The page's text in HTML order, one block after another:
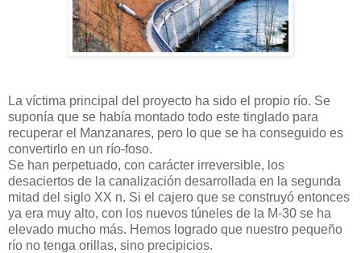
La víctima principal del proyecto ha sido el propio río. Se
suponía que se había montado todo este tinglado para
recuperar el Manzanares, pero lo que se ha conseguido es
convertirlo en un río-foso.
Se han perpetuado, con carácter irreversible, los
desaciertos de la canalización desarrollada en la segunda
mitad del siglo XX n. Si el cajero que se construyó entonces
ya era muy alto, con los nuevos túneles de la M-30 se ha
elevado mucho más. Hemos logrado que nuestro pequeño
río no tenga orillas, sino precipicios.